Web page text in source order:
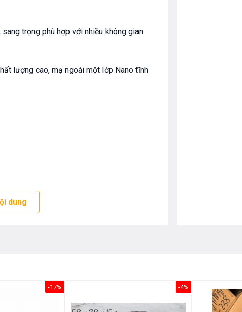
trọng phù hợp với nhiều không gian
lượng cao, mạ ngoài một lớp Nano tĩnh
bóng như mới, hạn chế tối đa các vết
mà vẫn đảm bảo quá trình sử dụng người
hiện đại phù hợp với nhiều không
dung
-17% -4%